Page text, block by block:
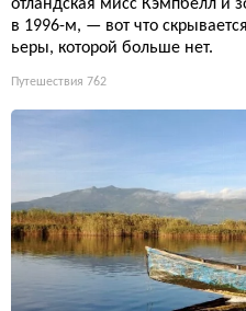
отландская мисс Кэмпбелл и
в 1996-м, — вот что
ьеры, которой больше нет.
Путешествия 762